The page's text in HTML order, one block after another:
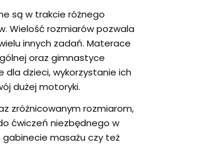
są w trakcie różnego
Wielość rozmiarów pozwala
innych zadań. Materace
oraz gimnastyce
dla dzieci, wykorzystanie ich
dużej motoryki.
zróżnicowanym rozmiarom,
ćwiczeń niezbędnego w
masażu czy też